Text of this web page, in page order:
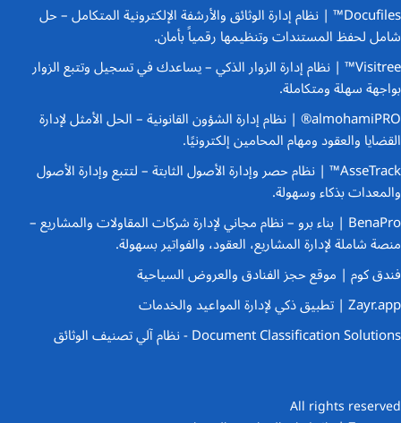
Docufiles™ | نظام إدارة الوثائق والأرشفة الإلكترونية المتكامل
– حل
شامل لحفظ المستندات وتنظيمها رقمياً بأمان.
Visitree™ | نظام إدارة الزوار الذكي
– يساعدك في تسجيل وتتبع الزوار
بواجهة سهلة ومتكاملة.
almohamiPRO® | نظام إدارة الشؤون القانونية
– الحل الأمثل لإدارة
القضايا والعقود ومهام المحامين إلكترونيًا.
AsseTrack™ | نظام حصر وإدارة الأصول الثابتة
– لتتبع وإدارة الأصول
والمعدات بذكاء وسهولة.
BenaPro | بناء برو – نظام مجاني لإدارة شركات المقاولات والمشاريع
–
منصة شاملة لإدارة المشاريع، العقود، والفواتير بسهولة.
فندق كوم | موقع حجز الفنادق والعروض السياحية
Zayr.app | تطبيق ذكي لإدارة المواعيد والخدمات
Document Classification Solutions - نظام آلي تصنيف الوثائق
All rights reserved